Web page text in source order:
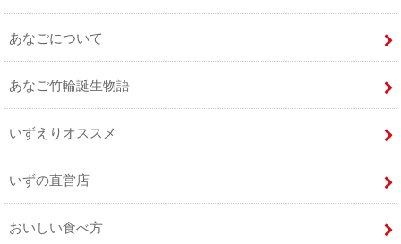
あなごについて
あなご竹輪誕生物語
いずえりオススメ
いずの直営店
おいしい食べ方